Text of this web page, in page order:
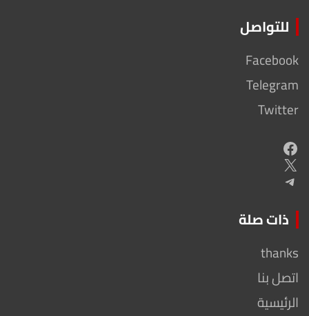
للتواصل
Facebook
Telegram
Twitter
Facebook
X
Telegram
ذات صلة
thanks
اتصل بنا
الرئيسية